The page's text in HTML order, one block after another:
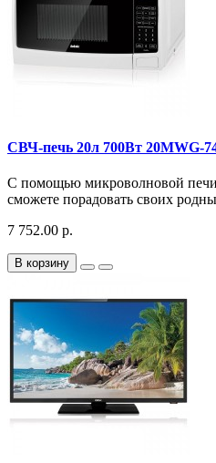
СВЧ-печь 20л 700Вт 20MWG-
С помощью микроволновой
сможете порадовать своих
7 752.00 р.
В корзину